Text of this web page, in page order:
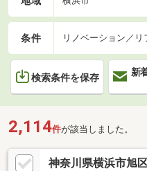
条件 リノベーション／リ
検索条件を保存
新
2,114件が該当しました。
神奈川県横浜市旭